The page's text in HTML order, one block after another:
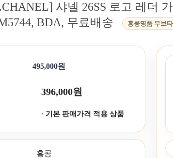
샤넬 26SS 로고 레더
BDA, 무료배송
홍콩명품 무브타
495,000원
396,000원
· 기본 판매가격 적용 상품
홍콩